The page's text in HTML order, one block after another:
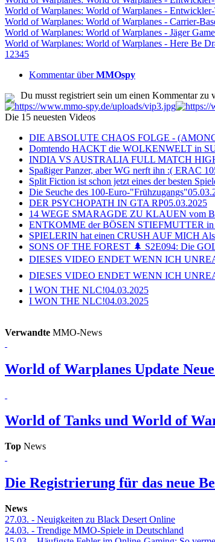
World of Warplanes: World of Warplanes -
World of Warplanes: World of Warplanes - Carrier-
World of Warplanes: World of Warplanes - Jäger
World of Warplanes: World of Warplanes - Here Be
1 2345
Kommentar überMMOspy
Du musst registriert sein um einen Kommentar zu
Die 15 neuesten Videos
DIE ABSOLUTE CHAOS FOLGE -
Domtendo HACKT die WOLKENWELT in
INDIA VS AUSTRALIA FULL MATCH
Spaßiger Panzer, aber WG nerft ihn :( ERAC
Split Fiction ist schon jetzt eines der besten
Die Seuche des 100-Euro-"Frühzugangs"
DER PSYCHOPATH IN GTA RP05.03.2025
14 WEGE SMARAGDE ZU KLAUEN vom
ENTKOMME der BÖSEN STIEFMUTTER
SPIELERIN hat einen CRUSH AUF MICH
SONS OF THE FOREST 🌲 S2E094: Die
DIESES VIDEO ENDET WENN ICH
DIESES VIDEO ENDET WENN ICH
I WON THE NLC!04.03.2025
I WON THE NLC!04.03.2025
Verwandte MMO-News
World of Warplanes Update
World of Tanks und World of
Top News
Die Registrierung für das neue
News
27.03. - Neuigkeiten zu Black Desert Online
24.03. - Trendige MMO-Spiele in Deutschland